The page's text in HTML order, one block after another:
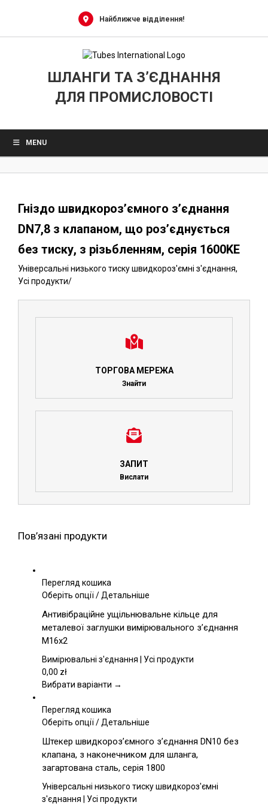
Найближче відділення!
ШЛАНГИ ТА З’ЄДНАННЯ
ДЛЯ ПРОМИСЛОВОСТІ
MENU
Гніздо швидкороз’ємного з’єднання
DN7,8 з клапаном, що роз’єднується
без тиску, з різьбленням, серія 1600KE
Універсальні низького тиску швидкороз'ємні з'єднання,
Усі продукти/
ТОРГОВА МЕРЕЖА
Знайти
ЗАПИТ
Вислати
Пов’язані продукти
Перегляд кошика
Оберіть опціїЦей
має
кілька
Параметри
вибрати
сторінці
товару
/Детальніше
Антивібраційне ущільнювальне кільце для
металевої заглушки вимірювального з’єднання
M16x2
Вимірювальні з'єднання | Усі продукти
0,00 zł
Вибрати варіанти →
Перегляд кошика
Оберіть опціїЦей
має
кілька
варіантів.
Параметри
можна
/Детальніше
Штекер швидкороз’ємного з’єднання DN10 без
клапана, з наконечником для шланга,
загартована сталь, серія 1800
Універсальні низького тиску швидкороз'ємні
з'єднання | Усі продукти